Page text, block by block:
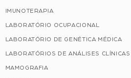
IMUNOTERAPIA
LABORATÓRIO OCUPACIONAL
LABORATÓRIO DE GENÉTICA MÉDICA
LABORATÓRIOS DE ANÁLISES CLÍNICAS
MAMOGRAFIA